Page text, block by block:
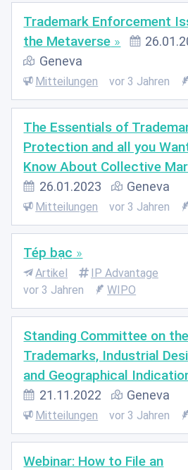
Trademark Enforcement
the Metaverse
Geneva
Mitteilungen vor 3 Jahren
The Essentials of
Protection and all you
Know About Collective
26.01.2023 Geneva
Mitteilungen vor 3 Jahren
Tép bạc
Artikel
IP Advantage
vor 3 Jahren
WIPO
Standing Committee on
Trademarks, Industrial
and Geographical
21.11.2022 Geneva
Mitteilungen vor 3 Jahren
Webinar: How to File an